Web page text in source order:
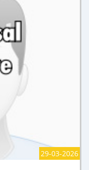
29-03-2026